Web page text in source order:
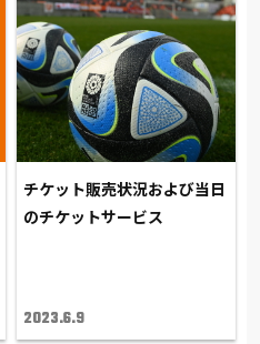
チケット販売状況および当日
のチケットサービス
2023.6.9